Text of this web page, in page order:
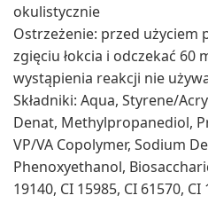
okulistycznie
Ostrzeżenie: przed
zgięciu łokcia i odczekać 60
wystąpienia reakcji nie
Składniki: Aqua, Styrene/
Denat, Methylpropanediol,
VP/VA Copolymer, Sodium
Phenoxyethanol,
19140, CI 15985, CI 61570, CI